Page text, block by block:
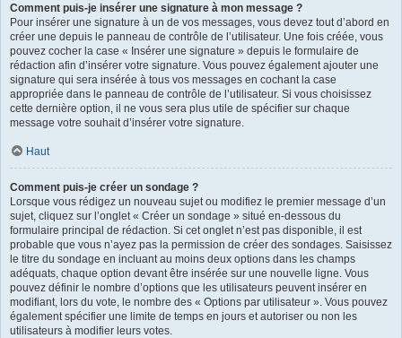
Comment puis-je insérer une signature à mon message ?
Pour insérer une signature à un de vos messages, vous devez tout d’abord en
créer une depuis le panneau de contrôle de l’utilisateur. Une fois créée, vous
pouvez cocher la case « Insérer une signature » depuis le formulaire de
rédaction afin d’insérer votre signature. Vous pouvez également ajouter une
signature qui sera insérée à tous vos messages en cochant la case
appropriée dans le panneau de contrôle de l’utilisateur. Si vous choisissez
cette dernière option, il ne vous sera plus utile de spécifier sur chaque
message votre souhait d’insérer votre signature.
Haut
Comment puis-je créer un sondage ?
Lorsque vous rédigez un nouveau sujet ou modifiez le premier message d’un
sujet, cliquez sur l’onglet « Créer un sondage » situé en-dessous du
formulaire principal de rédaction. Si cet onglet n’est pas disponible, il est
probable que vous n’ayez pas la permission de créer des sondages. Saisissez
le titre du sondage en incluant au moins deux options dans les champs
adéquats, chaque option devant être insérée sur une nouvelle ligne. Vous
pouvez définir le nombre d’options que les utilisateurs peuvent insérer en
modifiant, lors du vote, le nombre des « Options par utilisateur ». Vous pouvez
également spécifier une limite de temps en jours et autoriser ou non les
utilisateurs à modifier leurs votes.